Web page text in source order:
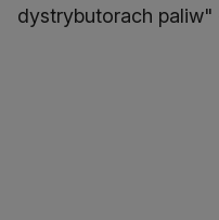
dystrybutorach paliw"